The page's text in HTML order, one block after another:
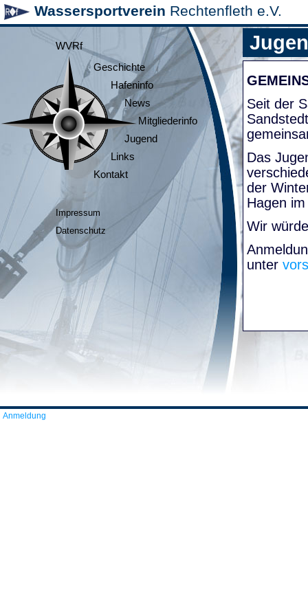
Wassersportverein Rechtenfleth e.V.
WVRf
Geschichte
Hafeninfo
News
Mitgliederinfo
Jugend
Links
Kontakt
Impressum
Datenschutz
Seit der
Das
der
Hagen
Wir
unter
Anmeldung